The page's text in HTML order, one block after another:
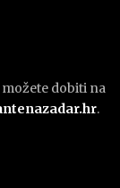
dobiti na
.